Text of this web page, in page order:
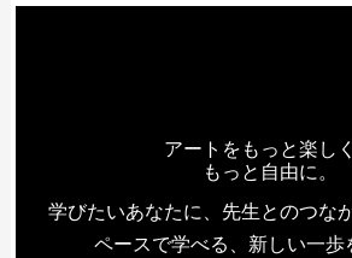
アートをもっと楽しく
もっと自由に。
学びたいあなたに、先生とのつな
ペースで学べる、新しい一歩